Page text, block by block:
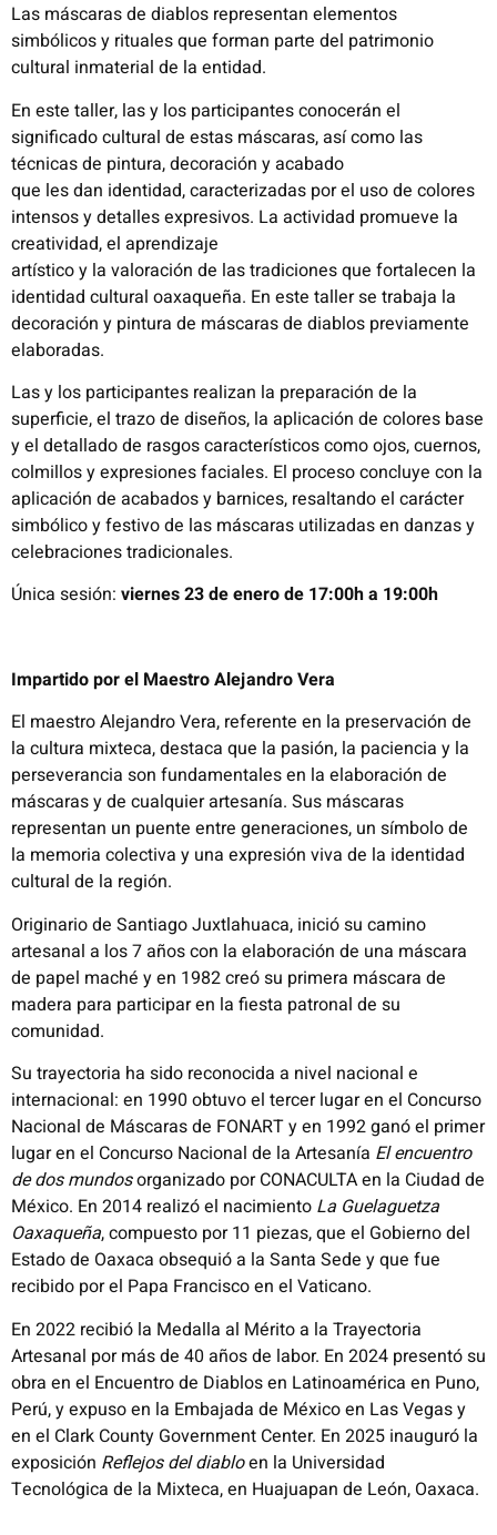
Las máscaras de diablos representan elementos
simbólicos y rituales que forman parte del patrimonio
cultural inmaterial de la entidad.
En este taller, las y los participantes conocerán el
significado cultural de estas máscaras, así como las
técnicas de pintura, decoración y acabado
que les dan identidad, caracterizadas por el uso de colores
intensos y detalles expresivos. La actividad promueve la
creatividad, el aprendizaje
artístico y la valoración de las tradiciones que fortalecen la
identidad cultural oaxaqueña. En este taller se trabaja la
decoración y pintura de máscaras de diablos previamente
elaboradas.
Las y los participantes realizan la preparación de la
superficie, el trazo de diseños, la aplicación de colores base
y el detallado de rasgos característicos como ojos, cuernos,
colmillos y expresiones faciales. El proceso concluye con la
aplicación de acabados y barnices, resaltando el carácter
simbólico y festivo de las máscaras utilizadas en danzas y
celebraciones tradicionales.
Única sesión: viernes 23 de enerode 17:00ha 19:00h
Impartido por el Maestro Alejandro Vera
El maestro Alejandro Vera, referente en la preservación de
la cultura mixteca, destaca que la pasión, la paciencia y la
perseverancia son fundamentales en la elaboración de
máscaras y de cualquier artesanía. Sus máscaras
representan un puente entre generaciones, un símbolo de
la memoria colectiva y una expresión viva de la identidad
cultural de la región.
Originario de Santiago Juxtlahuaca, inició su camino
artesanal a los 7 años con la elaboración de una máscara
de papel maché y en 1982 creó su primera máscara de
madera para participar en la fiesta patronal de su
comunidad.
Su trayectoria ha sido reconocida a nivel nacional e
internacional: en 1990 obtuvo el tercer lugar en el Concurso
Nacional de Máscaras de FONART y en 1992 ganó el primer
lugar en el Concurso Nacional de la Artesanía El encuentro
de dos mundosorganizado por CONACULTA en la Ciudad de
México. En 2014 realizó el nacimiento La Guelaguetza
Oaxaqueña, compuesto por 11 piezas, que el Gobierno del
Estado de Oaxaca obsequió a la Santa Sede y que fue
recibido por el Papa Francisco en el Vaticano.
En 2022 recibió la Medalla al Mérito a la Trayectoria
Artesanal por más de 40 años de labor. En 2024 presentó su
obra en el Encuentro de Diablos en Latinoamérica en Puno,
Perú, y expuso en la Embajada de México en Las Vegas y
en el Clark County Government Center. En 2025 inauguró la
exposición Reflejos del diabloen la Universidad
Tecnológica de la Mixteca, en Huajuapan de León, Oaxaca.